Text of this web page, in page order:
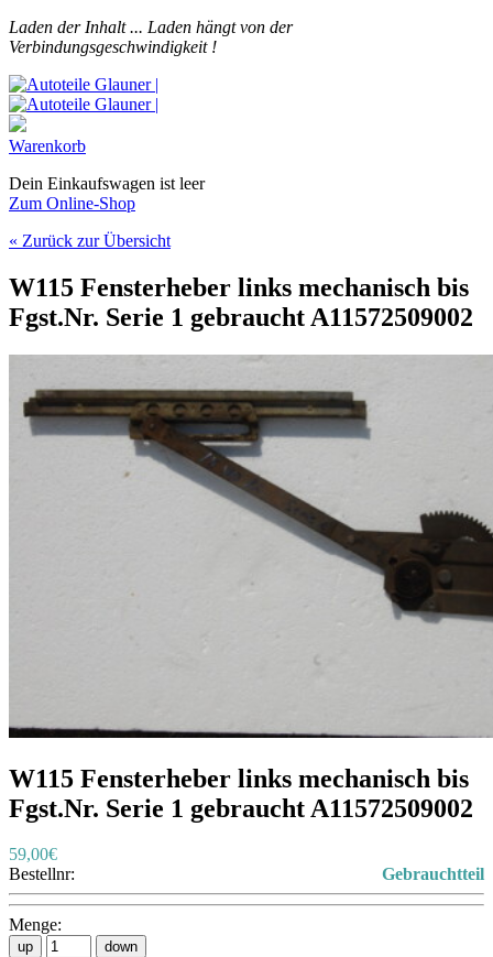
Laden der Inhalt ... Laden hängt von der
Verbindungsgeschwindigkeit !
Warenkorb
Dein Einkaufswagen ist leer
Zum Online-Shop
« Zurück zur Übersicht
W115 Fensterheber links mechanisch bis
Fgst.Nr. Serie 1 gebraucht A11572509002
W115 Fensterheber links mechanisch bis
Fgst.Nr. Serie 1 gebraucht A11572509002
59,00€
Bestellnr:
Gebrauchtteil
Menge: